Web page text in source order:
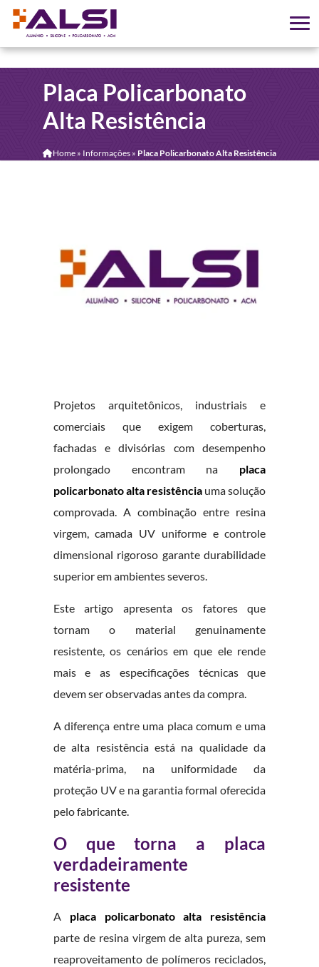
Placa Policarbonato
Alta Resistência
Home» Informações » Placa Policarbonato Alta Resistência
Projetos arquitetônicos, industriais e
comerciais que exigem coberturas,
fachadas e divisórias com desempenho
prolongado encontram na placa
policarbonato alta resistência uma solução
comprovada. A combinação entre resina
virgem, camada UV uniforme e controle
dimensional rigoroso garante durabilidade
superior em ambientes severos.
Este artigo apresenta os fatores que
tornam o material genuinamente
resistente, os cenários em que ele rende
mais e as especificações técnicas que
devem ser observadas antes da compra.
A diferença entre uma placa comum e uma
de alta resistência está na qualidade da
matéria-prima, na uniformidade da
proteção UV e na garantia formal oferecida
pelo fabricante.
O que torna a placa
verdadeiramente
resistente
A placa policarbonato alta resistência
parte de resina virgem de alta pureza, sem
reaproveitamento de polímeros reciclados,